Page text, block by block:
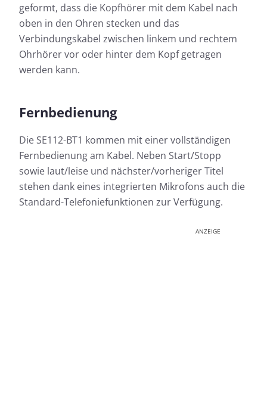
geformt, dass die Kopfhörer mit dem Kabel nach
oben in den Ohren stecken und das
Verbindungskabel zwischen linkem und rechtem
Ohrhörer vor oder hinter dem Kopf getragen
werden kann.
Fernbedienung
Die SE112-BT1 kommen mit einer vollständigen
Fernbedienung am Kabel. Neben Start/Stopp
sowie laut/leise und nächster/vorheriger Titel
stehen dank eines integrierten Mikrofons auch die
Standard-Telefoniefunktionen zur Verfügung.
ANZEIGE